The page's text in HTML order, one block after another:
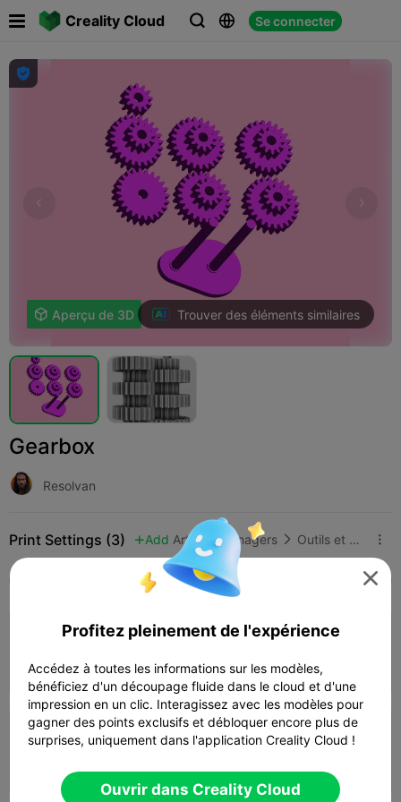
Creality Cloud   Se connecter
 

 Aperçu de 3D Trouver des éléments similaires
Gearbox
Resolvan
Print Settings (3)  Add Articles ménagers  Outils et pièces de rechange 
K2 Plus K2 Pro
0.2mm layer, 2 walls, 15% infill
 02h 34m  1 plates  47.66g
0.2mm layer, 2 walls, 15% infill

Profitez pleinement de l'expérience
Accédez à toutes les informations sur les modèles,
bénéficiez d'un découpage fluide dans le cloud et d'une
impression en un clic. Interagissez avec les modèles pour
gagner des points exclusifs et débloquer encore plus de
surprises, uniquement dans l'application Creality Cloud !
Ouvrir dans Creality Cloud